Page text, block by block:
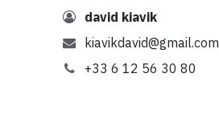
david kiavik
kiavikdavid@gmail.com
+33 6 12 56 30 80